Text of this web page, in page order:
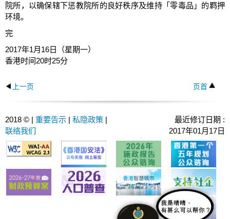
院所，以确保辖下惩教院所的良好秩序及维持「零毒品」的羁押
环境。
完
2017年1月16日（星期一）
香港时间20时25分
上一页 页首
2018 © | 重要告示 | 私隐政策 |
联络我们
最近修订日期 :
2017年01月17日